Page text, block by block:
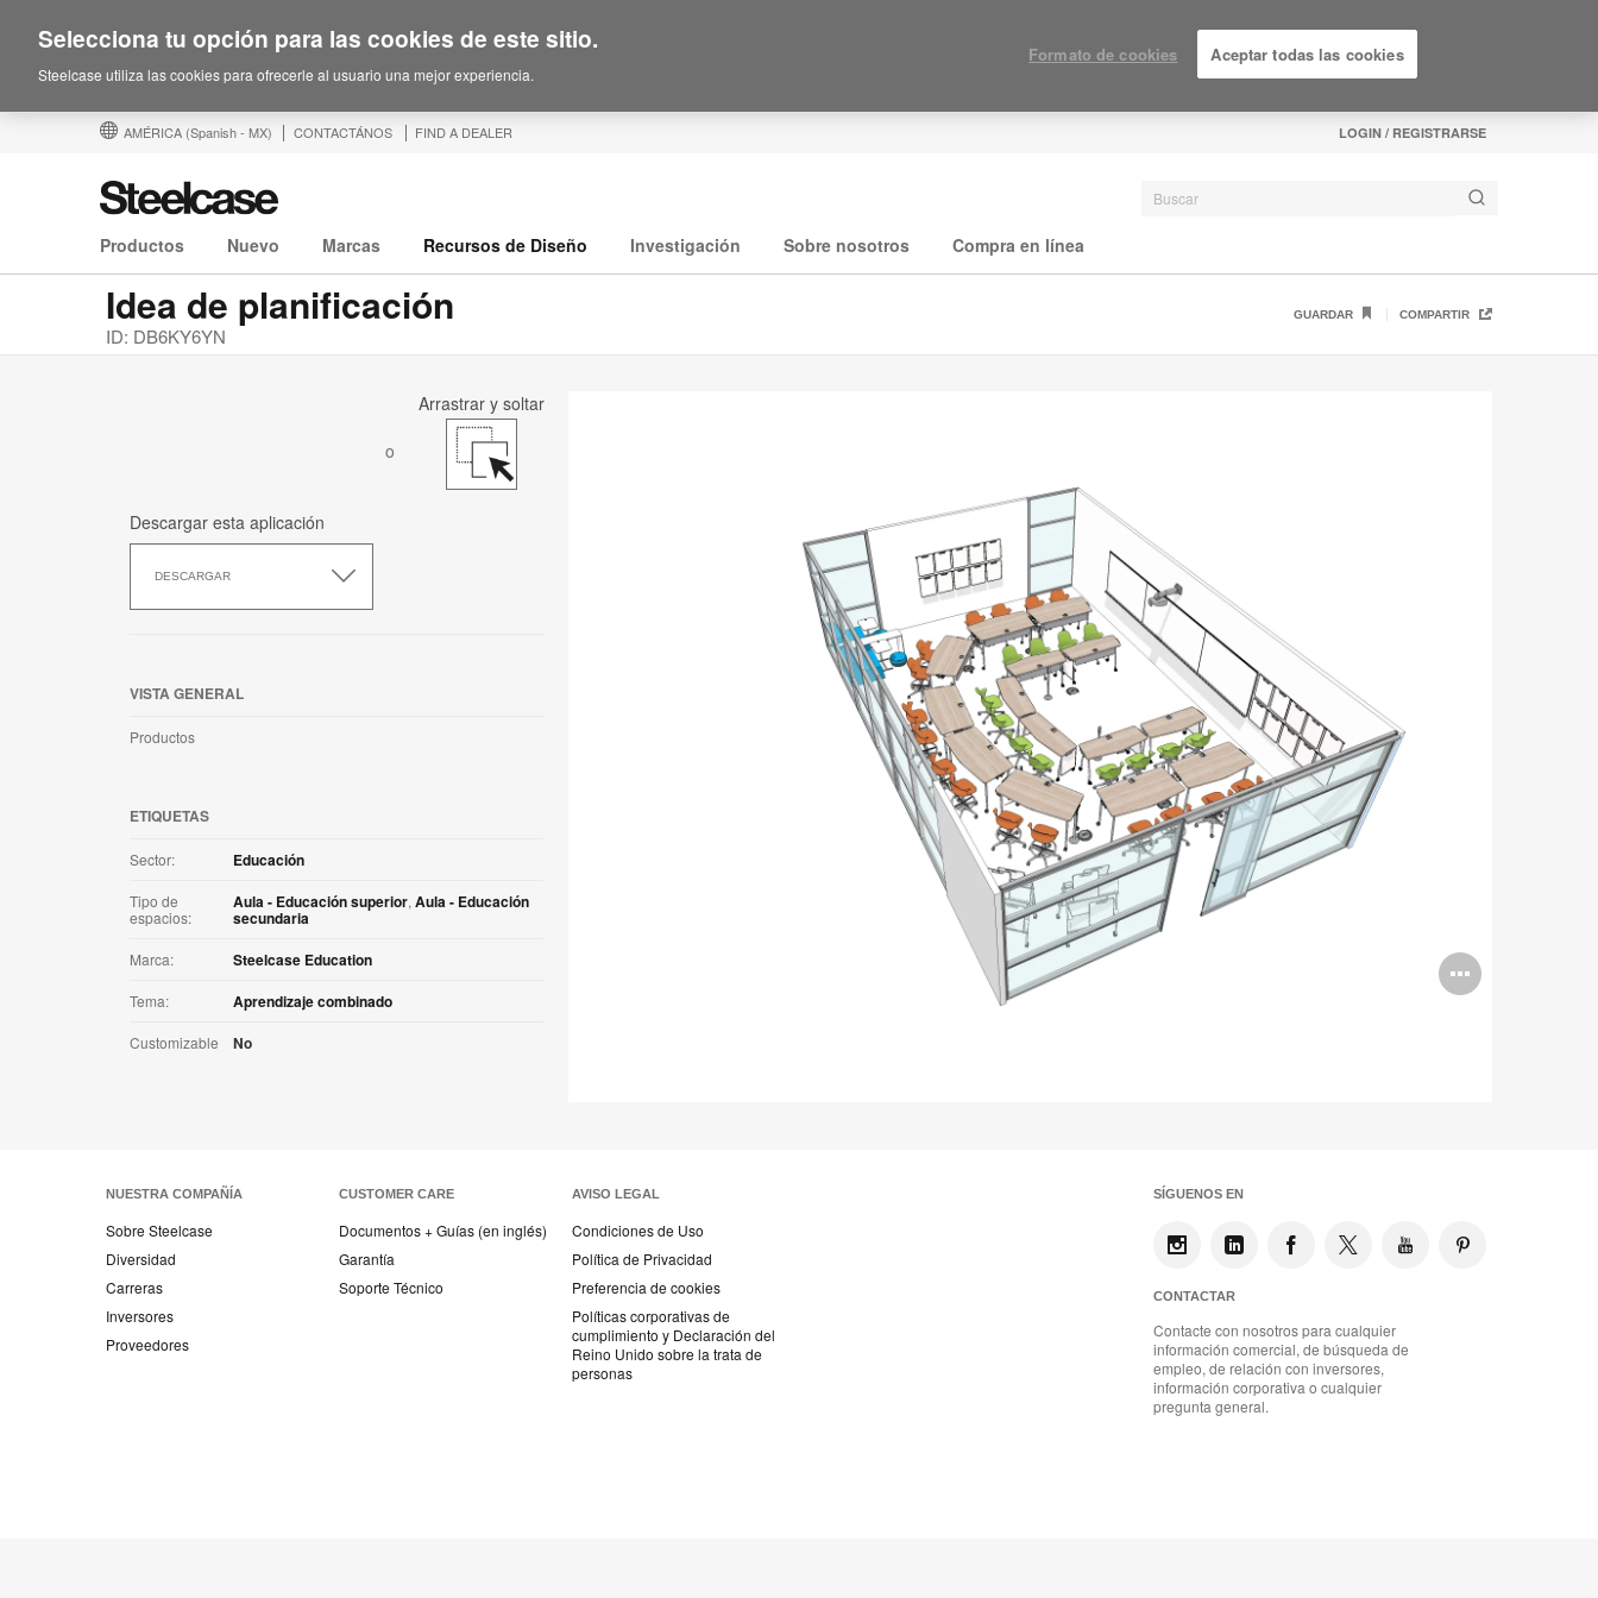
AMÉRICA (Spanish - MX) CONTACTÁNOS FIND A DEALER LOGIN / REGISTRARSE
Productos Nuevo Marcas Recursos de Diseño Investigación Sobre nosotros Compra en línea
Idea de planificación
ID: DB6KY6YN
GUARDAR COMPARTIR
Open
Arrastrar y soltar
o
Descargar esta aplicación
DESCARGAR
esta
VISTA GENERAL
Productos
ETIQUETAS
Sector: Educación
Tipo de
espacios:
Aula - Educación superior, Aula - Educación
secundaria
Marca: Steelcase Education
Tema: Aprendizaje combinado
Customizable No
NUESTRA COMPAÑÍA
Sobre Steelcase
Diversidad
Carreras
Inversores
Proveedores
CUSTOMER CARE
Documentos + Guías (en inglés)
Garantía
Soporte Técnico
AVISO LEGAL
Condiciones de Uso
Política de Privacidad
Preferencia de cookies
Políticas corporativas de
cumplimiento y Declaración del
Reino Unido sobre la trata de
personas
SÍGUENOS EN
CONTACTAR
Contacte con nosotros para cualquier
información comercial, de búsqueda de
empleo, de relación con inversores,
información corporativa o cualquier
pregunta general.
Selecciona tu opción para las cookies de este sitio.
Steelcase utiliza las cookies para ofrecerle al usuario una mejor experiencia.
Formato de cookies Aceptar todas las cookies